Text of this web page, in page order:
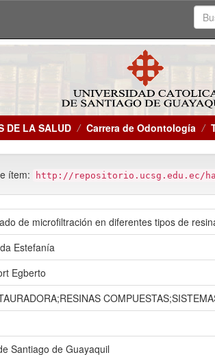
DE LA SALUD Carrera de Odontología
ítem: http://repositorio.ucsg.edu.ec/
de microfiltración en diferentes tipos de
Estefanía
Egberto
Santiago de Guayaquil